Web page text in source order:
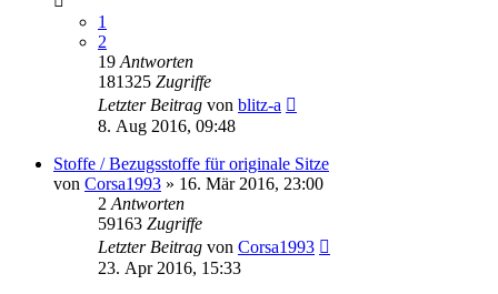
1
2
19 Antworten
181325 Zugriffe
Letzter Beitrag von blitz-a
8. Aug 2016, 09:48
Stoffe / Bezugsstoffe für originale Sitze
von Corsa1993 » 16. Mär 2016, 23:00
2 Antworten
59163 Zugriffe
Letzter Beitrag von Corsa1993
23. Apr 2016, 15:33